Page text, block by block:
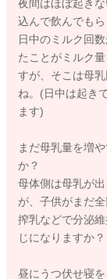
ながると思います
少しでも哺乳瓶
いいですよ。
床の上で、ゴロ
ただきつつ、も
夜間はほぼ起き
込んで飲んでも
日中のミルク回
たことがミルク
すが、そこは母
ね。(日中は起き
ます)
まだ母乳量を増
か？
母体側は母乳が
が、子供がまだ
搾乳などで分泌
じになりますか？
昼にうつ伏せ寝